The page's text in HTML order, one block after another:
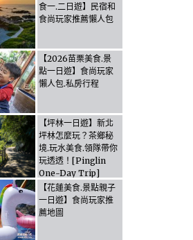
食一.二日遊】民宿和
食尚玩家推薦懶人包
【2026苗栗美食.景
點一日遊】食尚玩家
懶人包.私房行程
【坪林一日遊】新北
坪林怎麼玩？茶鄉秘
境.玩水美食.領隊帶你
玩透透！[Pinglin
One-Day Trip]
How to explore
Pinglin, New
Taipei? Tea Village
【花蓮美食.景點親子
一日遊】食尚玩家推
薦地圖